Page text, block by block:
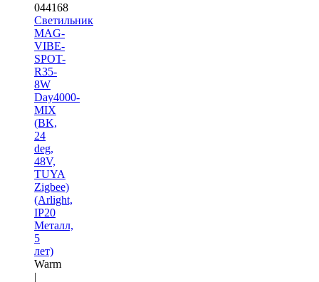
044168
Светильник
MAG-
VIBE-
SPOT-
R35-
8W
Day4000-
MIX
(BK,
24
deg,
48V,
TUYA
Zigbee)
(Arlight,
IP20
Металл,
5
лет)
Warm
|